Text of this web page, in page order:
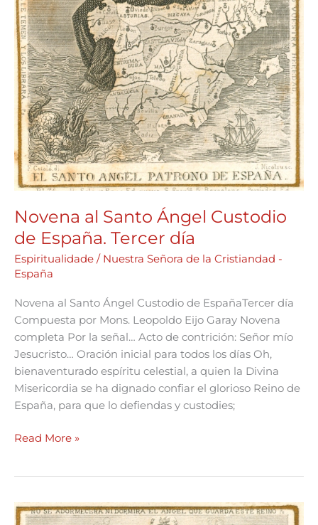
Novena al Santo Ángel Custodio
de España. Tercer día
Espiritualidade / Nuestra Señora de la Cristiandad -
España
Novena al Santo Ángel Custodio de EspañaTercer día
Compuesta por Mons. Leopoldo Eijo Garay Novena
completa Por la señal… Acto de contrición: Señor mío
Jesucristo… Oración inicial para todos los días Oh,
bienaventurado espíritu celestial, a quien la Divina
Misericordia se ha dignado confiar el glorioso Reino de
España, para que lo defiendas y custodies;
Read More »
Novena